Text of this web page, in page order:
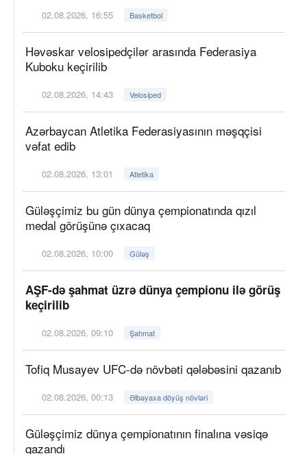
02.08.2026, 16:55 Basketbol
Həvəskar velosipedçilər arasında Federasiya
Kuboku keçirilib
02.08.2026, 14:43 Velosiped
Azərbaycan Atletika Federasiyasının məşqçisi
vəfat edib
02.08.2026, 13:01 Atletika
Güləşçimiz bu gün dünya çempionatında qızıl
medal görüşünə çıxacaq
02.08.2026, 10:00 Güləş
AŞF-də şahmat üzrə dünya çempionu ilə görüş
keçirilib
02.08.2026, 09:10 Şahmat
Tofiq Musayev UFC-də növbəti qələbəsini qazanıb
02.08.2026, 00:13 Əlbəyaxa döyüş növləri
Güləşçimiz dünya çempionatının finalına vəsiqə
qazandı